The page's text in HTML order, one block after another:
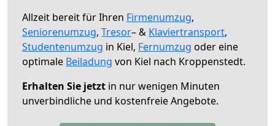
Allzeit bereit für Ihren Firmenumzug,
Seniorenumzug, Tresor– & Klaviertransport,
Studentenumzug in Kiel, Fernumzug oder eine
optimale Beiladung von Kiel nach Kroppenstedt.
Erhalten Sie jetzt in nur wenigen Minuten
unverbindliche und kostenfreie Angebote.